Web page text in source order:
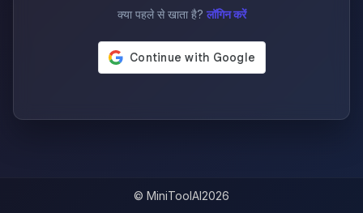
क्या पहले से खाता है? लॉगिन करें
© MiniToolAI2026